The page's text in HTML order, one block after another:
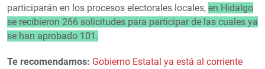
participarán en los procesos electorales locales, en Hidalgo
se recibieron 266 solicitudes para participar de las cuales ya
se han aprobado 101.
Te recomendamos: Gobierno Estatal ya está al corriente